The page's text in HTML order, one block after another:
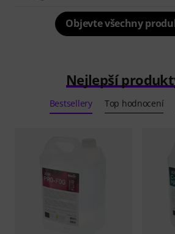
Objevte všechny
Nejlepší
Bestsellery Top hodnocení